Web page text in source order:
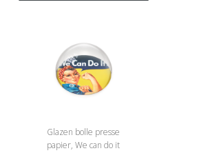
Glazen bolle presse
papier, We can do it